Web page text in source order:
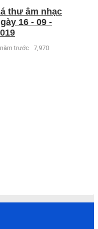
thư âm nhạc
16 - 09 -
trước 7,970